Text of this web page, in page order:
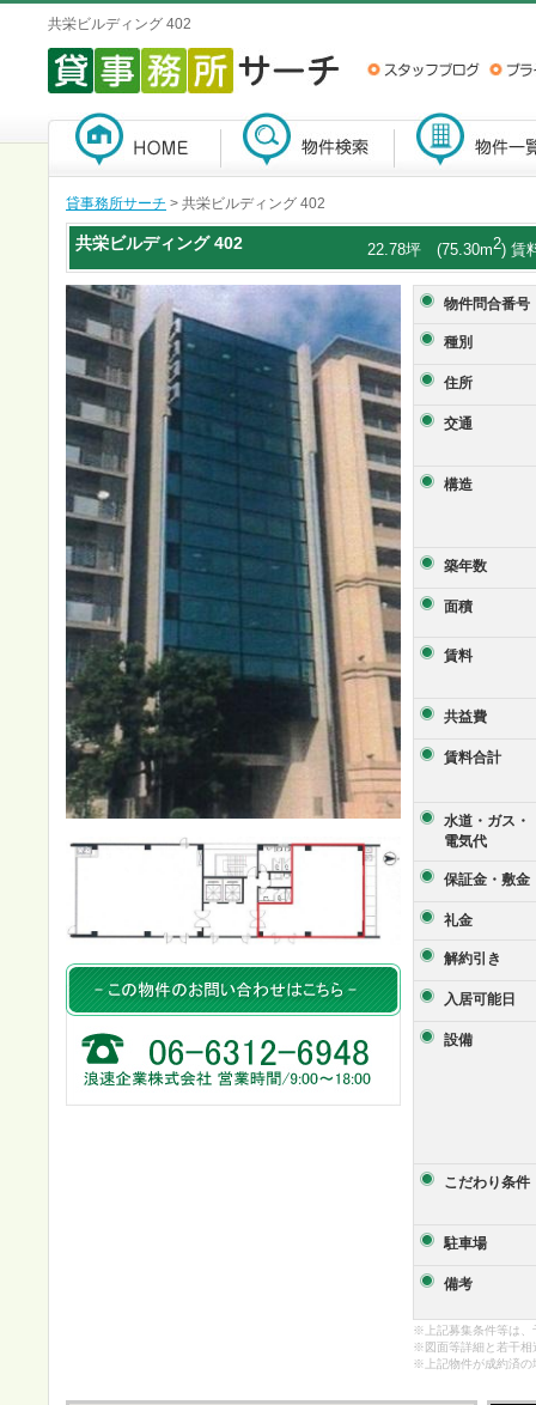
共栄ビルディング 402
貸事務所サーチ > 共栄ビルディング 402
共栄ビルディング402 22.78坪 (75.30m2) 賃
物件問合番号
種別
住所
交通
構造
築年数
面積
賃料
共益費
賃料合計
水道・ガス・
電気代
保証金・敷金
礼金
解約引き
入居可能日
設備
こだわり条件
駐車場
備考
※上記募集条件等は、
※図面等詳細と若干相
※上記物件が成約済の